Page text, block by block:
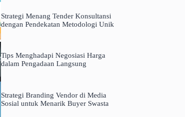
Strategi Menang Tender Konsultansi
dengan Pendekatan Metodologi Unik
Tips Menghadapi Negosiasi Harga
dalam Pengadaan Langsung
Strategi Branding Vendor di Media
Sosial untuk Menarik Buyer Swasta